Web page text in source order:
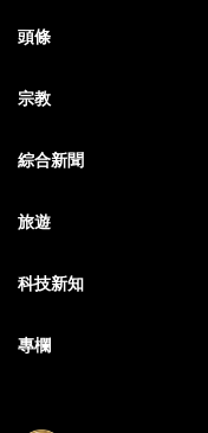
頭條
宗教
綜合新聞
旅遊
科技新知
專欄